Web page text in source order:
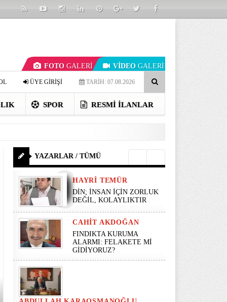
FOTO GALERİ VİDEO GALERİ
TARİH: 07.08.2026
ÜYE GİRİŞİ
SPOR RESMI İLANLAR
YAZARLAR / TÜMÜ
HAYRI TEMÜR
DİN; İNSAN İÇİN ZORLUK
DEĞİL, KOLAYLIKTIR
CAHIT AKDOĞAN
FINDIKTA KURUMA
ALARMI: FELAKETE Mİ
GİDİYORUZ?